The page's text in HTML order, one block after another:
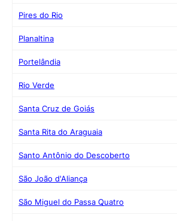
Pires do Rio
Planaltina
Portelândia
Rio Verde
Santa Cruz de Goiás
Santa Rita do Araguaia
Santo Antônio do Descoberto
São João d'Aliança
São Miguel do Passa Quatro